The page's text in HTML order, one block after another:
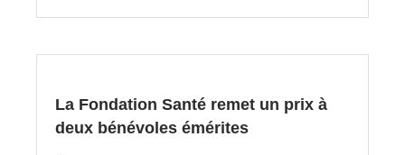
La Fondation Santé remet un prix à
deux bénévoles émérites